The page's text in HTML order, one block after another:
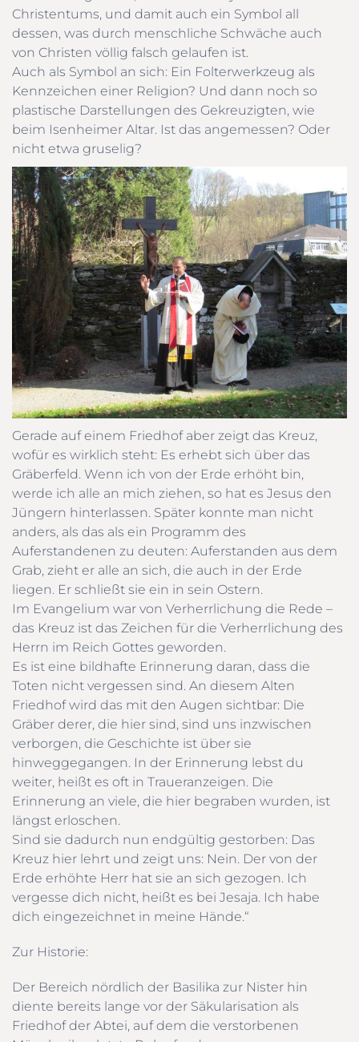
Christentums, und damit auch ein Symbol all
dessen, was durch menschliche Schwäche auch
von Christen völlig falsch gelaufen ist.
Auch als Symbol an sich: Ein Folterwerkzeug als
Kennzeichen einer Religion? Und dann noch so
plastische Darstellungen des Gekreuzigten, wie
beim Isenheimer Altar. Ist das angemessen? Oder
nicht etwa gruselig?
Gerade auf einem Friedhof aber zeigt das Kreuz,
wofür es wirklich steht: Es erhebt sich über das
Gräberfeld. Wenn ich von der Erde erhöht bin,
werde ich alle an mich ziehen, so hat es Jesus den
Jüngern hinterlassen. Später konnte man nicht
anders, als das als ein Programm des
Auferstandenen zu deuten: Auferstanden aus dem
Grab, zieht er alle an sich, die auch in der Erde
liegen. Er schließt sie ein in sein Ostern.
Im Evangelium war von Verherrlichung die Rede –
das Kreuz ist das Zeichen für die Verherrlichung des
Herrn im Reich Gottes geworden.
Es ist eine bildhafte Erinnerung daran, dass die
Toten nicht vergessen sind. An diesem Alten
Friedhof wird das mit den Augen sichtbar: Die
Gräber derer, die hier sind, sind uns inzwischen
verborgen, die Geschichte ist über sie
hinweggegangen. In der Erinnerung lebst du
weiter, heißt es oft in Traueranzeigen. Die
Erinnerung an viele, die hier begraben wurden, ist
längst erloschen.
Sind sie dadurch nun endgültig gestorben: Das
Kreuz hier lehrt und zeigt uns: Nein. Der von der
Erde erhöhte Herr hat sie an sich gezogen. Ich
vergesse dich nicht, heißt es bei Jesaja. Ich habe
dich eingezeichnet in meine Hände.“
Zur Historie:
Der Bereich nördlich der Basilika zur Nister hin
diente bereits lange vor der Säkularisation als
Friedhof der Abtei, auf dem die verstorbenen